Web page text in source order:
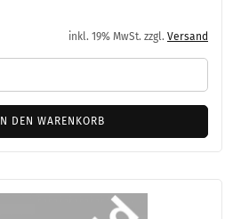
inkl. 19% MwSt. zzgl. Versand
IN DEN WARENKORB